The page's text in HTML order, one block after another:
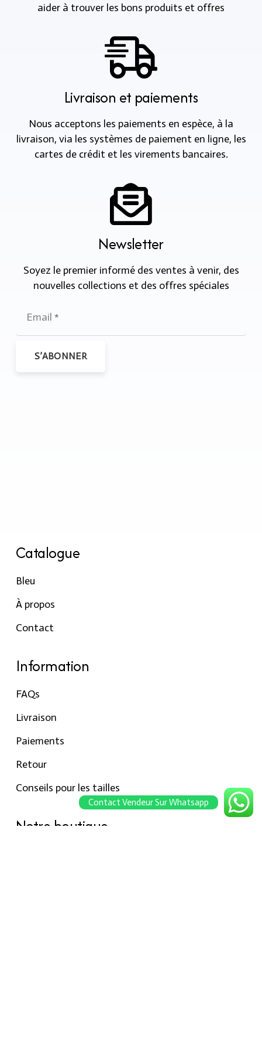
aider à trouver les bons produits et offres
Livraison et paiements
Nous acceptons les paiements en espèce, à la
livraison, via les systèmes de paiement en ligne, les
cartes de crédit et les virements bancaires.
Newsletter
Soyez le premier informé des ventes à venir, des
nouvelles collections et des offres spéciales
S’ABONNER
Catalogue
Bleu
À propos
Contact
Information
FAQs
Livraison
Paiements
Retour
Conseils pour les tailles
Notre boutique
Contact Vendeur Sur Whatsapp